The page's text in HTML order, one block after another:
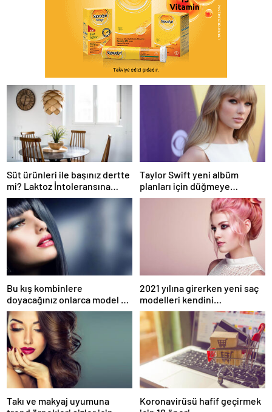
Süt ürünleri ile başınız dertte
mi? Laktoz İntoleransına
sahip olabilirsiniz!
Taylor Swift yeni albüm
planları için düğmeye
bastığını sosyal medyadan
Bu kış kombinlere
doyacağınız onlarca model ve
onlarca detay.
2021 yılına girerken yeni saç
modelleri kendini
göstermeye başladı.
Takı ve makyaj uyumuna
Koronavirüsü hafif geçirmek